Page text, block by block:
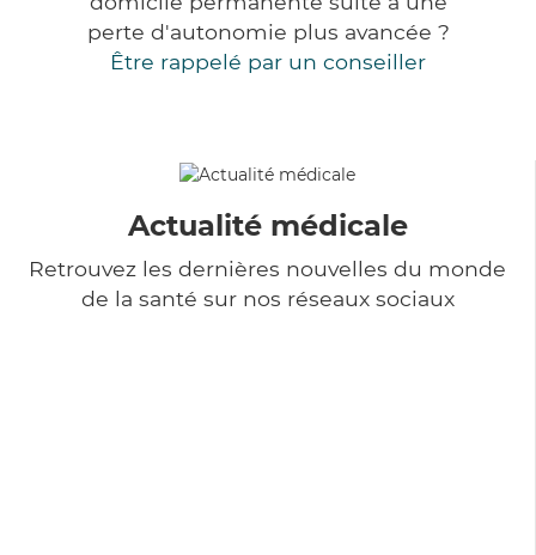
perte d'autonomie plus avancée ?
Être rappelé par un conseiller
Actualité médicale
Retrouvez les dernières nouvelles du monde
de la santé sur nos réseaux sociaux